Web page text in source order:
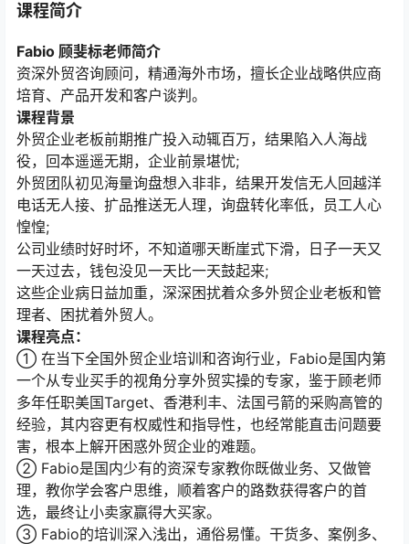
课程简介
Fabio 顾斐标老师简介
资深外贸咨询顾问，精通海外市场，擅长企业战略供应商
培育、产品开发和客户谈判。
课程背景
外贸企业老板前期推广投入动辄百万，结果陷入人海战
役，回本遥遥无期，企业前景堪忧;
外贸团队初见海量询盘想入非非，结果开发信无人回越洋
电话无人接、扩品推送无人理，询盘转化率低，员工人心
惶惶;
公司业绩时好时坏，不知道哪天断崖式下滑，日子一天又
一天过去，钱包没见一天比一天鼓起来;
这些企业病日益加重，深深困扰着众多外贸企业老板和管
理者、困扰着外贸人。
课程亮点：
① 在当下全国外贸企业培训和咨询行业，Fabio是国内第
一个从专业买手的视角分享外贸实操的专家，鉴于顾老师
多年任职美国Target、香港利丰、法国弓箭的采购高管的
经验，其内容更有权威性和指导性，也经常能直击问题要
害，根本上解开困惑外贸企业的难题。
② Fabio是国内少有的资深专家教你既做业务、又做管
理，教你学会客户思维，顺着客户的路数获得客户的首
选，最终让小卖家赢得大买家。
③ Fabio的培训深入浅出，通俗易懂。干货多、案例多、